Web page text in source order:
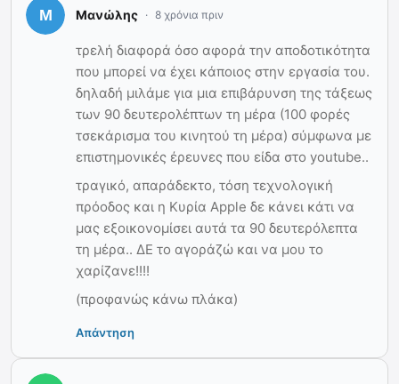
Μανώλης 8 χρόνια πριν
τρελή διαφορά όσο αφορά την αποδοτικότητα
που μπορεί να έχει κάποιος στην εργασία του.
δηλαδή μιλάμε για μια επιβάρυνση της τάξεως
των 90 δευτερολέπτων τη μέρα (100 φορές
τσεκάρισμα του κινητού τη μέρα) σύμφωνα με
επιστημονικές έρευνες που είδα στο youtube..
τραγικό, απαράδεκτο, τόση τεχνολογική
πρόοδος και η Κυρία Apple δε κάνει κάτι να
μας εξοικονομίσει αυτά τα 90 δευτερόλεπτα
τη μέρα.. ΔΕ το αγοράζώ και να μου το
χαρίζανε!!!!
(προφανώς κάνω πλάκα)
Απάντηση